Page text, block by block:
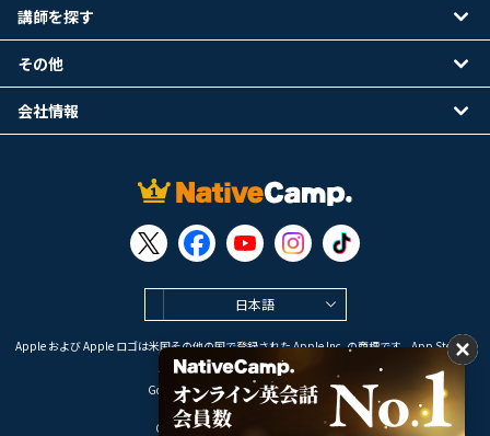
日本語
Apple および Apple ロゴは米国その他の国で登録された Apple Inc. の商標です。App Store は
Apple Inc. のサービスマークです。
Google Play は Google LLC の商標です。
Copyright © 2026 オンライン英会話
講師を探す
その他
会社情報